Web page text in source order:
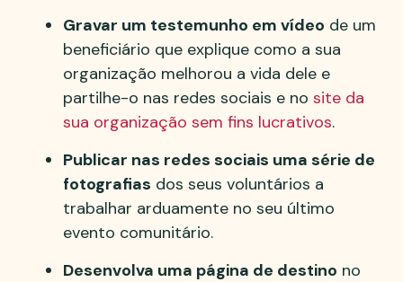
Gravar um testemunho em vídeo de um
beneficiário que explique como a sua
organização melhorou a vida dele e
partilhe-o nas redes sociais e no site da
sua organização sem fins lucrativos.
Publicar nas redes sociais uma série de
fotografias dos seus voluntários a
trabalhar arduamente no seu último
evento comunitário.
Desenvolva uma página de destino no